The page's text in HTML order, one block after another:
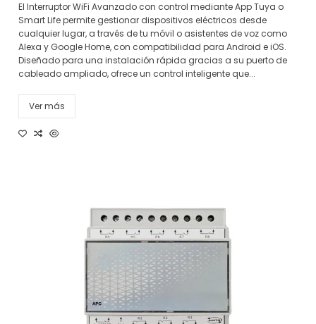
El Interruptor WiFi Avanzado con control mediante App Tuya o
Smart Life permite gestionar dispositivos eléctricos desde
cualquier lugar, a través de tu móvil o asistentes de voz como
Alexa y Google Home, con compatibilidad para Android e iOS.
Diseñado para una instalación rápida gracias a su puerto de
cableado ampliado, ofrece un control inteligente que...
Ver más